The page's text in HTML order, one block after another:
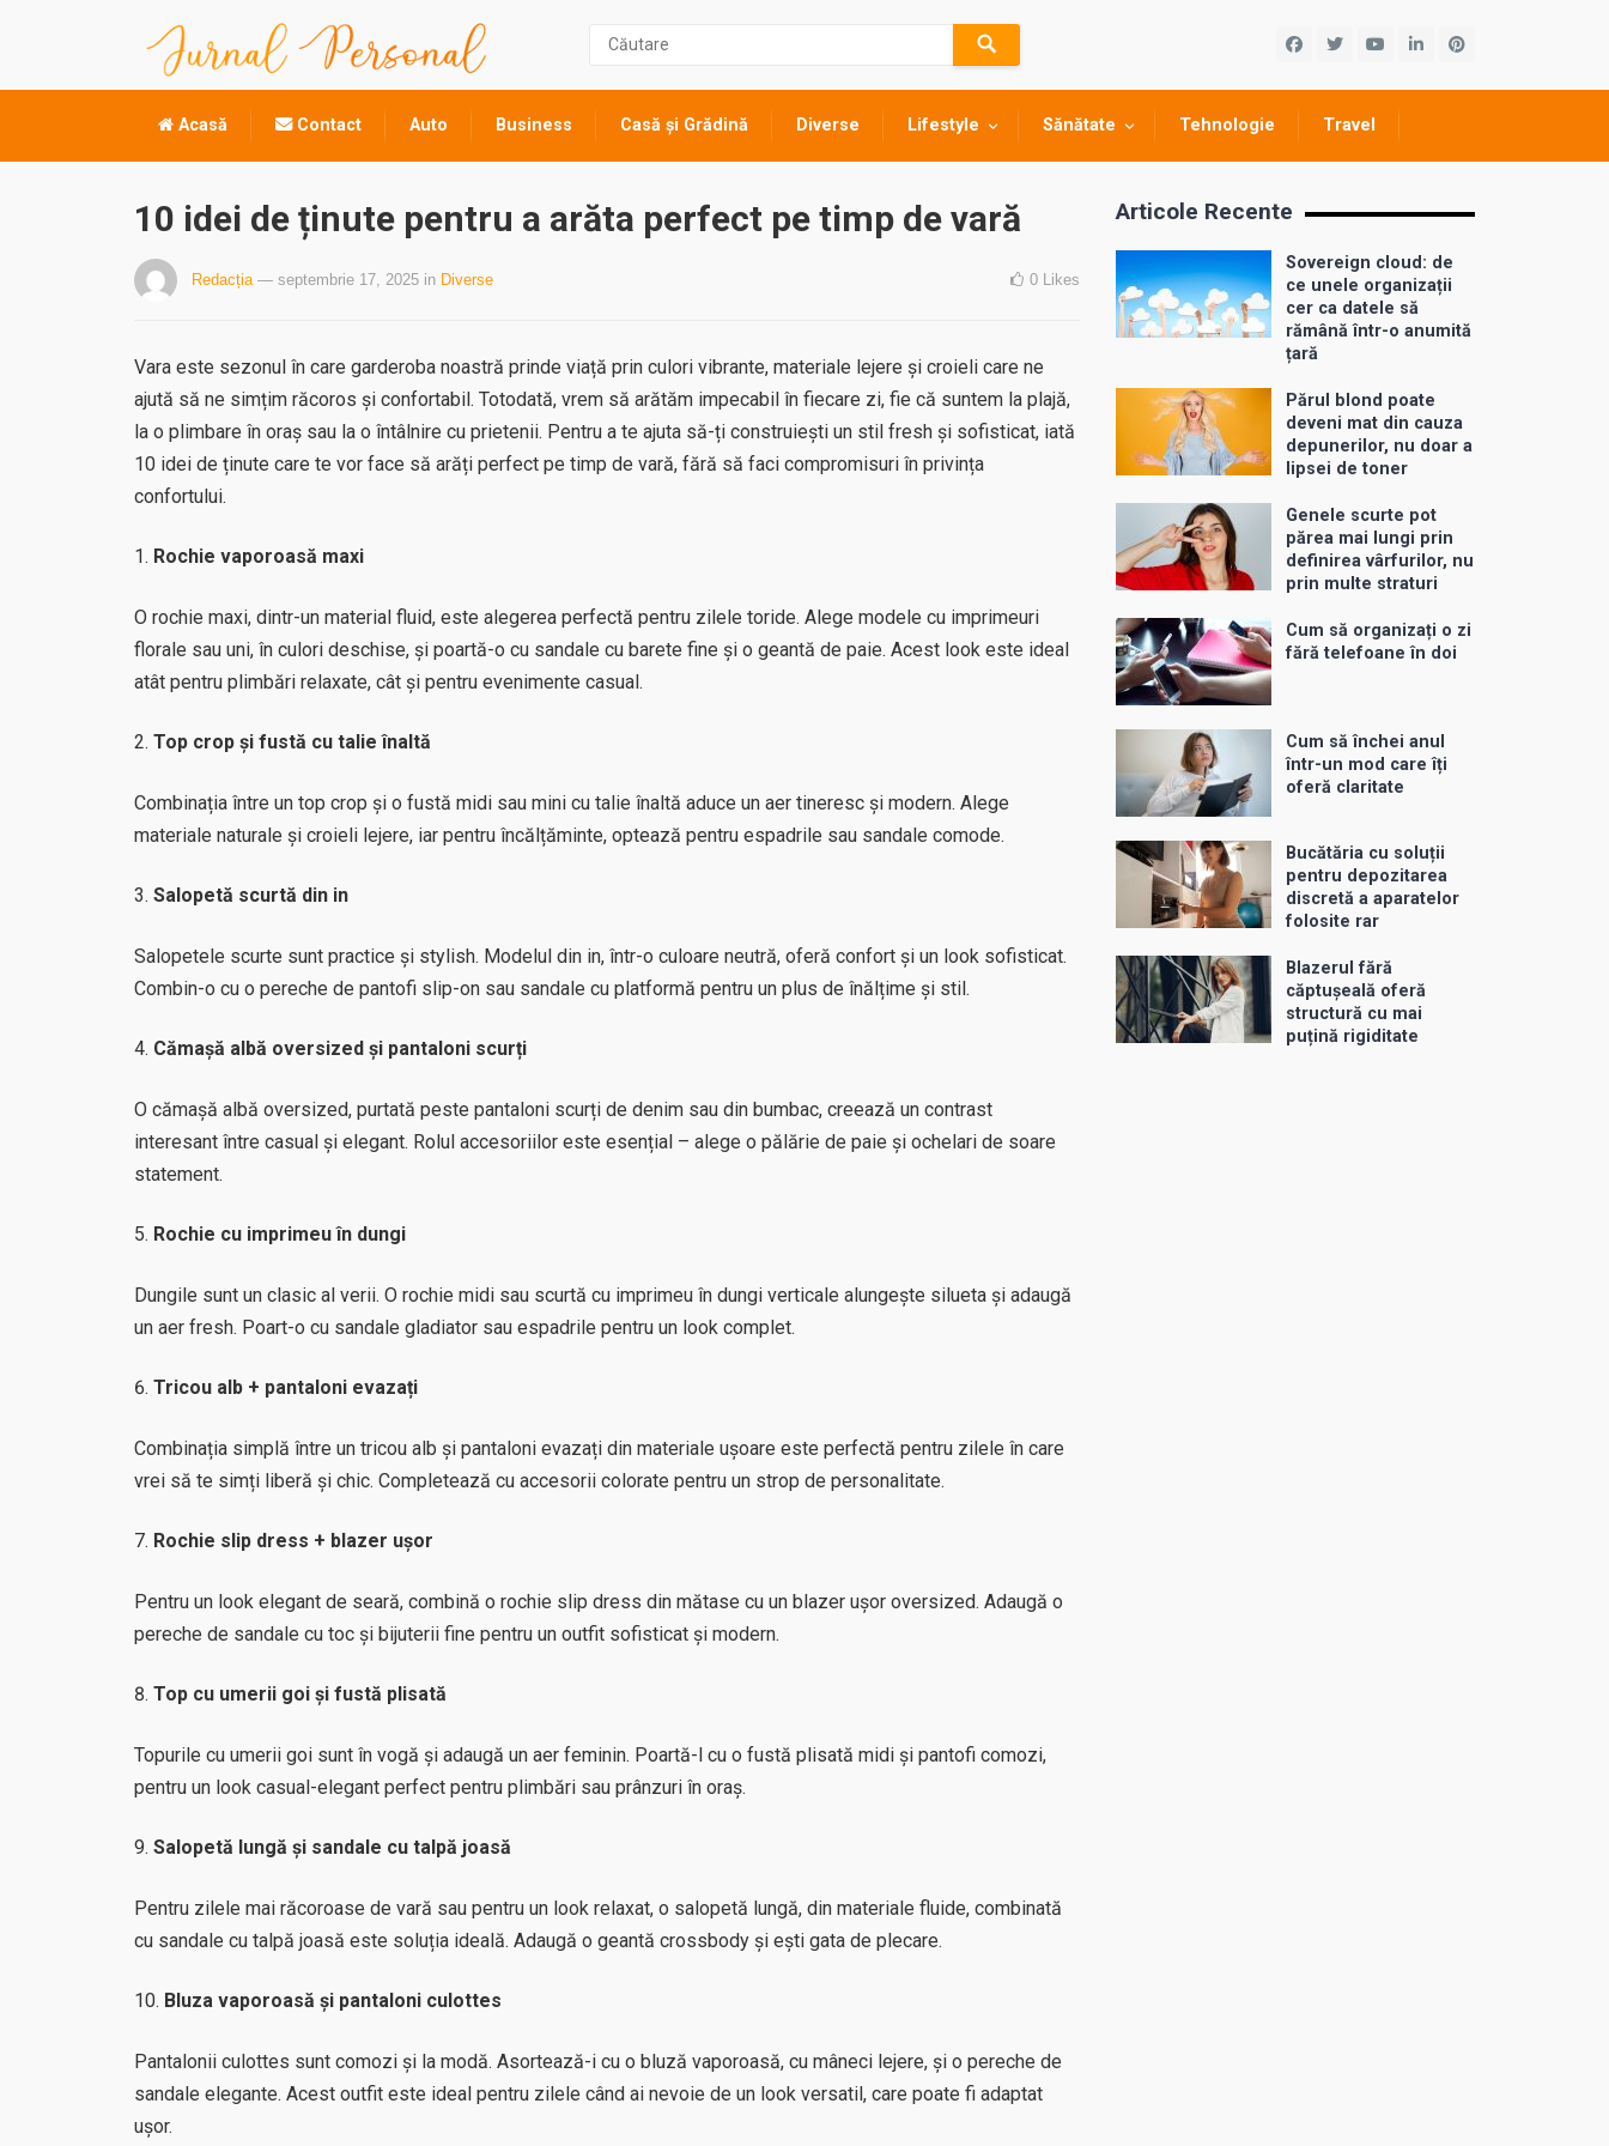
Acasă Contact Auto Business Casă și Grădină Diverse Lifestyle Sănătate Tehnologie Travel
10 idei de ținute pentru a arăta perfect pe timp de vară
Redacția — septembrie 17, 2025 in Diverse 0 Likes
Vara este sezonul în care garderoba noastră prinde viață prin culori vibrante, materiale lejere și croieli care ne
ajută să ne simțim răcoros și confortabil. Totodată, vrem să arătăm impecabil în fiecare zi, fie că suntem la plajă,
la o plimbare în oraș sau la o întâlnire cu prietenii. Pentru a te ajuta să-ți construiești un stil fresh și sofisticat, iată
10 idei de ținute care te vor face să arăți perfect pe timp de vară, fără să faci compromisuri în privința
confortului.
Rochie vaporoasă maxi
O rochie maxi, dintr-un material fluid, este alegerea perfectă pentru zilele toride. Alege modele cu imprimeuri
florale sau uni, în culori deschise, și poartă-o cu sandale cu barete fine și o geantă de paie. Acest look este ideal
atât pentru plimbări relaxate, cât și pentru evenimente casual.
Top crop și fustă cu talie înaltă
Combinația între un top crop și o fustă midi sau mini cu talie înaltă aduce un aer tineresc și modern. Alege
materiale naturale și croieli lejere, iar pentru încălțăminte, optează pentru espadrile sau sandale comode.
Salopetă scurtă din in
Salopetele scurte sunt practice și stylish. Modelul din in, într-o culoare neutră, oferă confort și un look sofisticat.
Combin-o cu o pereche de pantofi slip-on sau sandale cu platformă pentru un plus de înălțime și stil.
Cămașă albă oversized și pantaloni scurți
O cămașă albă oversized, purtată peste pantaloni scurți de denim sau din bumbac, creează un contrast
interesant între casual și elegant. Rolul accesoriilor este esențial – alege o pălărie de paie și ochelari de soare
statement.
Rochie cu imprimeu în dungi
Dungile sunt un clasic al verii. O rochie midi sau scurtă cu imprimeu în dungi verticale alungește silueta și adaugă
un aer fresh. Poart-o cu sandale gladiator sau espadrile pentru un look complet.
Tricou alb + pantaloni evazați
Combinația simplă între un tricou alb și pantaloni evazați din materiale ușoare este perfectă pentru zilele în care
vrei să te simți liberă și chic. Completează cu accesorii colorate pentru un strop de personalitate.
Rochie slip dress + blazer ușor
Pentru un look elegant de seară, combină o rochie slip dress din mătase cu un blazer ușor oversized. Adaugă o
pereche de sandale cu toc și bijuterii fine pentru un outfit sofisticat și modern.
Top cu umerii goi și fustă plisată
Topurile cu umerii goi sunt în vogă și adaugă un aer feminin. Poartă-l cu o fustă plisată midi și pantofi comozi,
pentru un look casual-elegant perfect pentru plimbări sau prânzuri în oraș.
Salopetă lungă și sandale cu talpă joasă
Pentru zilele mai răcoroase de vară sau pentru un look relaxat, o salopetă lungă, din materiale fluide, combinată
cu sandale cu talpă joasă este soluția ideală. Adaugă o geantă crossbody și ești gata de plecare.
Bluza vaporoasă și pantaloni culottes
Pantalonii culottes sunt comozi și la modă. Asortează-i cu o bluză vaporoasă, cu mâneci lejere, și o pereche de
sandale elegante. Acest outfit este ideal pentru zilele când ai nevoie de un look versatil, care poate fi adaptat
ușor.
Articole Recente
Sovereign cloud: de
ce unele organizații
cer ca datele să
rămână într-o anumită
țară
Părul blond poate
deveni mat din cauza
depunerilor, nu doar a
lipsei de toner
Genele scurte pot
părea mai lungi prin
definirea vârfurilor, nu
prin multe straturi
Cum să organizați o zi
fără telefoane în doi
Cum să închei anul
într-un mod care îți
oferă claritate
Bucătăria cu soluții
pentru depozitarea
discretă a aparatelor
folosite rar
Blazerul fără
căptușeală oferă
structură cu mai
puțină rigiditate